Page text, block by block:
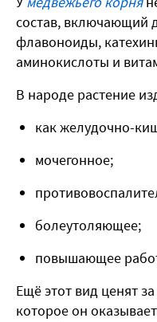
состав, включающий
флавоноиды,
аминокислоты и
В народе растение
как желудочно-
мочегонное;
болеутоляющее;
повышающее
Ещё этот вид ценят
которое он